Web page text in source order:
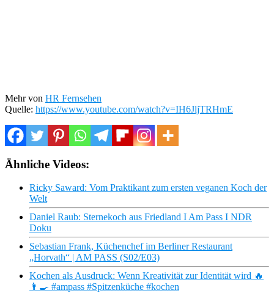
Mehr von HR Fernsehen
Quelle: https://www.youtube.com/watch?v=IH6JljTRHmE
Ähnliche Videos:
Ricky Saward: Vom Praktikant zum ersten veganen Koch der
Welt
Daniel Raub: Sternekoch aus Friedland I Am Pass I NDR
Doku
Sebastian Frank, Küchenchef im Berliner Restaurant
„Horvath“ | AM PASS (S02/E03)
Kochen als Ausdruck: Wenn Kreativität zur Identität wird 🔥
👨‍🍳 #ampass #Spitzenküche #kochen